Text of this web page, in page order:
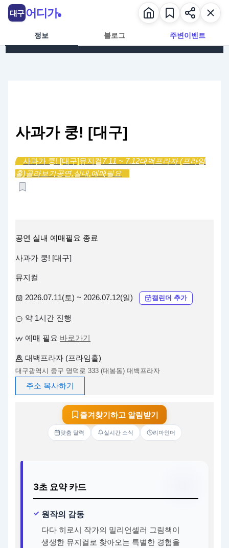
콘텐츠로 건너뛰기
정보 블로그 주변이벤트
사과가 쿵! [대구]
사과가 쿵! [대구]뮤지컬7.11 ~ 7.12대백프라자 (프라임
홀)골라보기공연,실내,예매필요
공연 실내 예매필요 종료
사과가 쿵! [대구]
뮤지컬
2026.07.11(토) ~ 2026.07.12(일) 캘린더 추가
약 1시간 진행
예매 필요 바로가기
대백프라자 (프라임홀)
대구광역시 중구 명덕로 333 (대봉동) 대백프라자
주소 복사하기
즐겨찾기하고 알림받기
맞춤 달력 실시간 소식 리마인더
3초 요약 카드
원작의 감동
다다 히로시 작가의 밀리언셀러 그림책이
생생한 뮤지컬로 찾아오는 특별한 경험을
대구 어디가